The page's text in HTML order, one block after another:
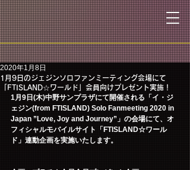
1月9日のジェジンソロファンミーティング会場にて
「FTISLAND☆ワールド」会員向けプレゼント実施！
2020年1月8日
1月9日(木)中野サンプラザにて開催される「イ・ジ
ェジン(from FTISLAND) Solo Fanmeeting 2020 in
Japan ”Love, Joy and Journey”」の会場にて、オ
フィシャルモバイルサイト「FTISLAND☆ワール
ド」連動企画を実施いたします。